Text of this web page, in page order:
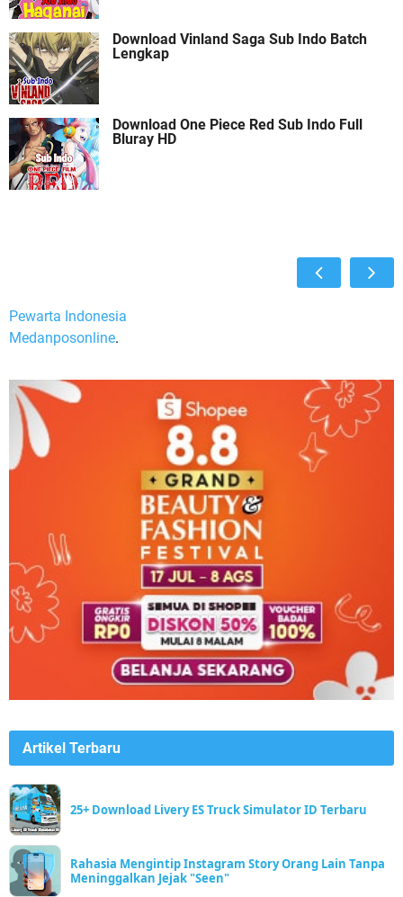
Download Vinland Saga Sub Indo Batch
Lengkap
Download One Piece Red Sub Indo Full
Bluray HD
Pewarta Indonesia
Medanposonline.
Artikel Terbaru
25+ Download Livery ES Truck Simulator ID Terbaru
Rahasia Mengintip Instagram Story Orang Lain Tanpa
Meninggalkan Jejak "Seen"